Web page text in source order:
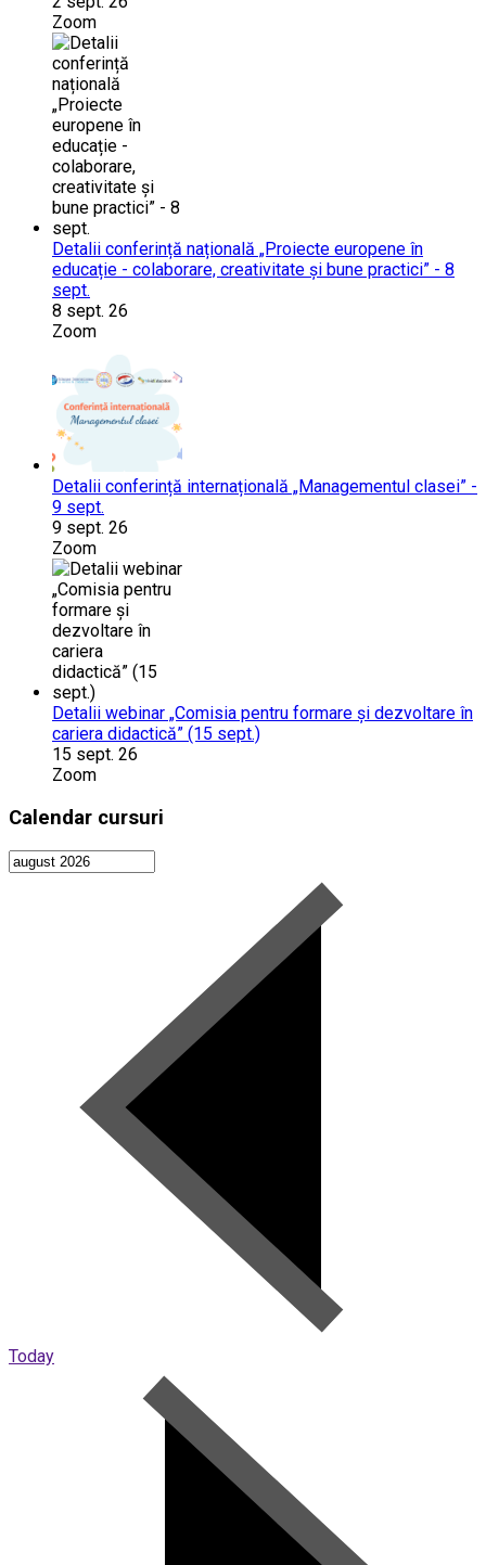
Zoom
Detalii conferință națională „Proiecte europene în
educație - colaborare, creativitate și bune practici” - 8
sept.
8 sept. 26
Zoom
Detalii conferință internațională „Managementul clasei” -
9 sept.
9 sept. 26
Zoom
Detalii webinar „Comisia pentru formare și dezvoltare în
cariera didactică” (15 sept.)
15 sept. 26
Zoom
Calendar cursuri
Today